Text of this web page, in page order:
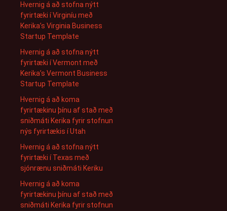
Hvernig á að stofna nýtt
fyrirtæki í Virginíu með
Kerika’s Virginia Business
Startup Template
Hvernig á að stofna nýtt
fyrirtæki í Vermont með
Kerika’s Vermont Business
Startup Template
Hvernig á að koma
fyrirtækinu þínu af stað með
sniðmáti Kerika fyrir stofnun
nýs fyrirtækis í Utah
Hvernig á að stofna nýtt
fyrirtæki í Texas með
sjónrænu sniðmáti Keriku
Hvernig á að koma
fyrirtækinu þínu af stað með
sniðmáti Kerika fyrir stofnun